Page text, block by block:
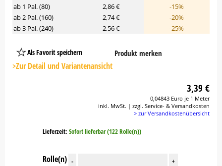
ab 1 Pal. (80) 2,86 €
-15%
ab 2 Pal. (160)
2,74 €
-20%
ab 3 Pal. (240)
2,56 € -25%
Als Favorit speichern
Platzhalter
Button
Produkt merken
>Zur Detail und Variantenansicht
3,39 €
0,04843 Euro je 1 Meter
inkl. MwSt. | zzgl. Service- & Versandkosten
> zur Versandkostenübersicht
Lieferzeit: Sofort lieferbar (122 Rolle(n))
Rolle(n) - +